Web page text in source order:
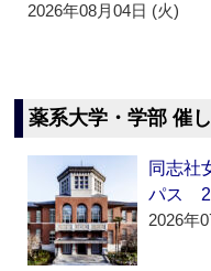
2026年08月04日 (火)
薬系大学・学部 催
同志社
パス
2026年